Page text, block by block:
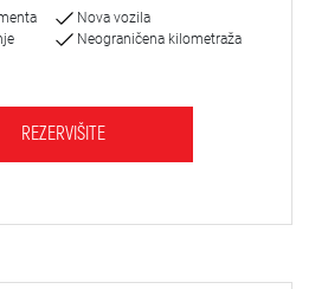
Nova vozila
Neograničena kilometraža
REZERVIŠITE